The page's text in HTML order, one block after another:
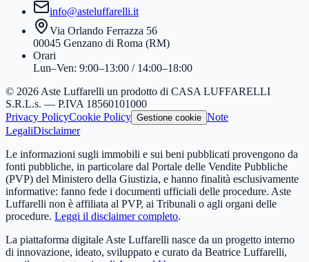
info@asteluffarelli.it
Via Orlando Ferrazza 56
00045 Genzano di Roma (RM)
Orari
Lun–Ven: 9:00–13:00 / 14:00–18:00
© 2026 Aste Luffarelli un prodotto di CASA LUFFARELLI
S.R.L.s. — P.IVA 18560101000
Privacy PolicyCookie Policy Gestione cookie Note
LegaliDisclaimer
Le informazioni sugli immobili e sui beni pubblicati provengono da
fonti pubbliche, in particolare dal Portale delle Vendite Pubbliche
(PVP) del Ministero della Giustizia, e hanno finalità esclusivamente
informative: fanno fede i documenti ufficiali delle procedure. Aste
Luffarelli non è affiliata al PVP, ai Tribunali o agli organi delle
procedure. Leggi il disclaimer completo.
La piattaforma digitale Aste Luffarelli nasce da un progetto interno
di innovazione, ideato, sviluppato e curato da Beatrice Luffarelli,